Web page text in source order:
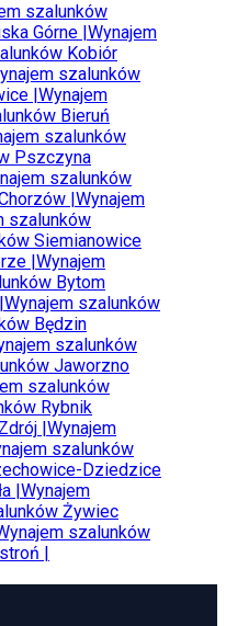
szalunków
Górne Wynajem
Kobiór
szalunków
Wynajem
Bieruń
szalunków
Pszczyna
szalunków
Wynajem
szalunków
Siemianowice
Wynajem
Bytom
Wynajem szalunków
Będzin
szalunków
Jaworzno
szalunków
Rybnik
Wynajem
szalunków
Dziedzice
Wynajem
Żywiec
szalunków